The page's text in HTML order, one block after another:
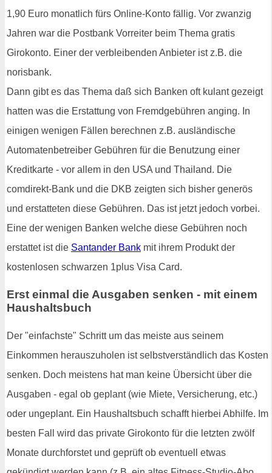
1,90 Euro monatlich fürs Online-Konto fällig. Vor zwanzig
Jahren war die Postbank Vorreiter beim Thema gratis
Girokonto. Einer der verbleibenden Anbieter ist z.B. die
norisbank.
Dann gibt es das Thema daß sich Banken oft kulant gezeigt
hatten was die Erstattung von Fremdgebühren anging. In
einigen wenigen Fällen berechnen z.B. ausländische
Automatenbetreiber Gebühren für die Benutzung einer
Kreditkarte - vor allem in den USA und Thailand. Die
comdirekt-Bank und die DKB zeigten sich bisher generös
und erstatteten diese Gebühren. Das ist jetzt jedoch vorbei.
Eine der wenigen Banken welche diese Gebühren noch
erstattet ist die Santander Bank mit ihrem Produkt der
kostenlosen schwarzen 1plus Visa Card.
Erst einmal die Ausgaben senken - mit einem
Haushaltsbuch
Der "einfachste" Schritt um das meiste aus seinem
Einkommen herauszuholen ist selbstverständlich das Kosten
senken. Doch meistens hat man keine Übersicht über die
Ausgaben - egal ob geplant (wie Miete, Versicherung, etc.)
oder ungeplant. Ein Haushaltsbuch schafft hierbei Abhilfe. Im
besten Fall wird das private Girokonto für die letzten zwölf
Monate durchforstet und geprüft ob eventuell etwas